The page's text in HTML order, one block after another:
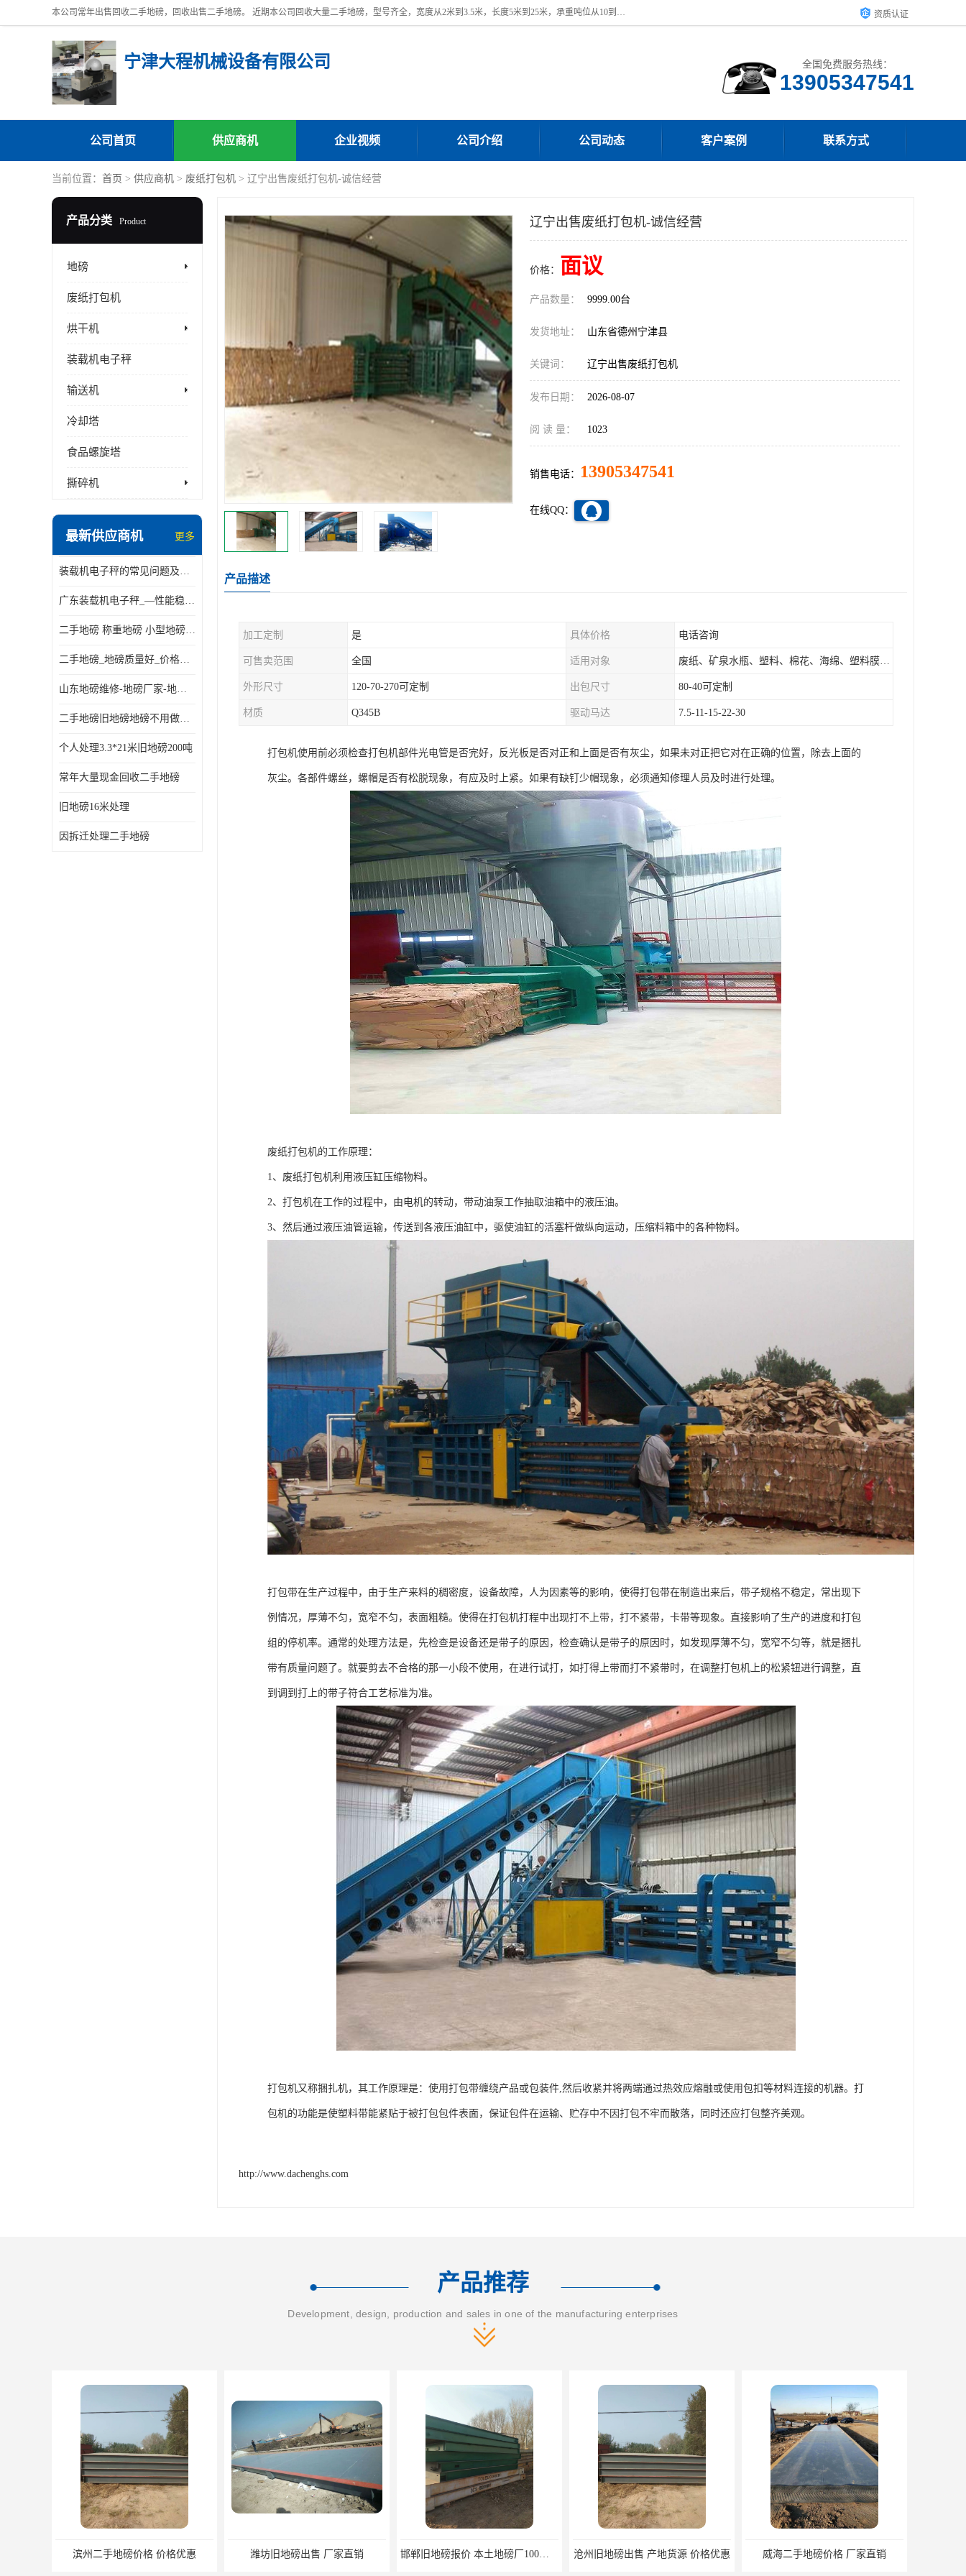
本公司常年出售回收二手地磅，回收出售二手地磅。 近期本公司回收大量二手地磅，型号齐全，宽度从2米到3.5米，长度5米到25米，承重吨位从10到200吨，成色7—9成新。 ? 使用年限6个月至2年，产品来源于个人闲置品，工矿企业停用品，因小换大而来。 精准度和新的一样， 二手地磅是内行人的选择，打个电话就省钱朋友您好等什么 资质认证
宁津大程机械设备有限公司 全国免费服务热线：
13905347541
公司首页 供应商机 企业视频 公司介绍 公司动态 客户案例 联系方式
当前位置： 首页 > 供应商机 > 废纸打包机 > 辽宁出售废纸打包机-诚信经营
产品分类 Product
地磅
废纸打包机
烘干机
装载机电子秤
输送机
冷却塔
食品螺旋塔
撕碎机
最新供应商机 更多
装载机电子秤的常见问题及解决方法介绍
广东装载机电子秤_—性能稳定—操作简单—品质可靠
二手地磅 称重地磅 小型地磅 一百吨地磅
二手地磅_地磅质量好_价格便宜这里找【地磅行家】
山东地磅维修-地磅厂家-地磅价格-二手地磅
二手地磅旧地磅地磅不用做地基
个人处理3.3*21米旧地磅200吨
常年大量现金回收二手地磅
旧地磅16米处理
因拆迁处理二手地磅
辽宁出售废纸打包机-诚信经营
价格： 面议
产品数量： 9999.00台
发货地址： 山东省德州宁津县
关键词： 辽宁出售废纸打包机
发布日期： 2026-08-07
阅 读 量： 1023
销售电话： 13905347541
在线QQ：
产品描述
加工定制 是 具体价格 电话咨询
可售卖范围 全国 适用对象 废纸、矿泉水瓶、塑料、棉花、海绵、塑料膜、垃圾、废料等
外形尺寸 120-70-270可定制 出包尺寸 80-40可定制
材质 Q345B 驱动马达 7.5-11-15-22-30
打包机使用前必须检查打包机部件光电管是否完好，反光板是否对正和上面是否有灰尘，如果未对正把它对在正确的位置，除去上面的
灰尘。各部件螺丝，螺帽是否有松脱现象，有应及时上紧。如果有缺钉少帽现象，必须通知修理人员及时进行处理。
废纸打包机的工作原理：
1、废纸打包机利用液压缸压缩物料。
2、打包机在工作的过程中，由电机的转动，带动油泵工作抽取油箱中的液压油。
3、然后通过液压油管运输，传送到各液压油缸中，驱使油缸的活塞杆做纵向运动，压缩料箱中的各种物料。
打包带在生产过程中，由于生产来料的稠密度，设备故障，人为因素等的影响，使得打包带在制造出来后，带子规格不稳定，常出现下
例情况，厚薄不匀，宽窄不匀，表面粗糙。使得在打包机打程中出现打不上带，打不紧带，卡带等现象。直接影响了生产的进度和打包
组的停机率。通常的处理方法是，先检查是设备还是带子的原因，检查确认是带子的原因时，如发现厚薄不匀，宽窄不匀等，就是捆扎
带有质量问题了。就要剪去不合格的那一小段不使用，在进行试打，如打得上带而打不紧带时，在调整打包机上的松紧钮进行调整，直
到调到打上的带子符合工艺标准为准。
打包机又称捆扎机，其工作原理是：使用打包带缠绕产品或包装件,然后收紧并将两端通过热效应熔融或使用包扣等材料连接的机器。打
包机的功能是使塑料带能紧贴于被打包包件表面，保证包件在运输、贮存中不因打包不牢而散落，同时还应打包整齐美观。
http://www.dachenghs.com
产品推荐
Development, design, production and sales in one of the manufacturing enterprises
潍坊旧地磅出售 厂家直销 沧州旧地磅出售 产地货源 价格优惠 威海二手地磅价格 厂家直销